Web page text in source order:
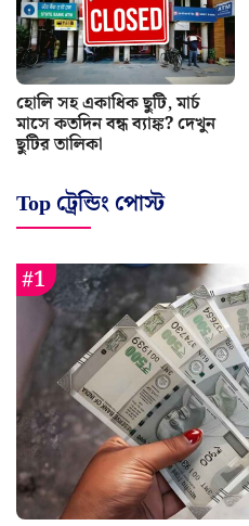
হোলি সহ একাধিক ছুটি, মার্চ
মাসে কতদিন বন্ধ ব্যাঙ্ক? দেখুন
ছুটির তালিকা
Top ট্রেন্ডিং পোস্ট